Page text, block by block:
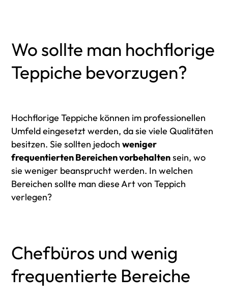
Wo sollte man hochflorige
Teppiche bevorzugen?
Hochflorige Teppiche können im professionellen
Umfeld eingesetzt werden, da sie viele Qualitäten
besitzen. Sie sollten jedoch weniger
frequentierten Bereichen vorbehaltensein, wo
sie weniger beansprucht werden. In welchen
Bereichen sollte man diese Art von Teppich
verlegen?
Chefbüros und wenig
frequentierte Bereiche